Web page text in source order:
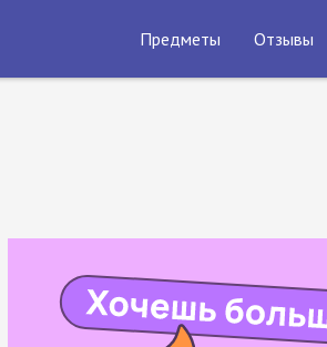
Предметы Отзывы